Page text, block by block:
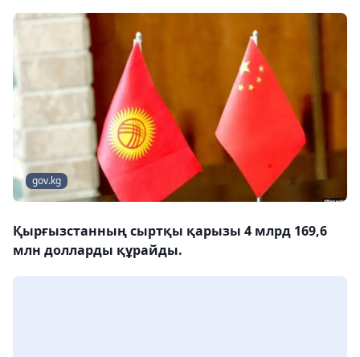
gov.kg
Қырғызстанның сыртқы қарызы 4 млрд 169,6
млн долларды құрайды.